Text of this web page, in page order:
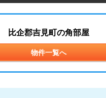
比企郡吉見町の角部屋
物件一覧へ